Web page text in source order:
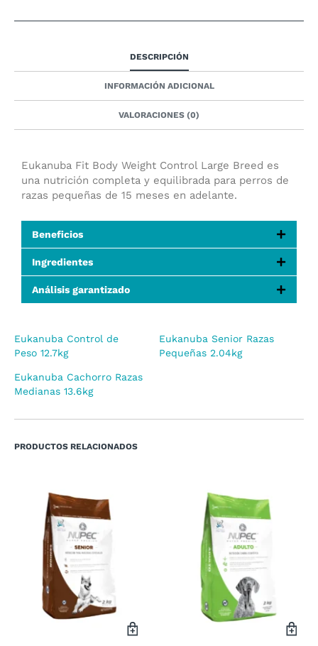
DESCRIPCIÓN
INFORMACIÓN ADICIONAL
VALORACIONES (0)
Eukanuba Fit Body Weight Control Large Breed es
una nutrición completa y equilibrada para perros de
razas pequeñas de 15 meses en adelante.
Beneficios
Ingredientes
Análisis garantizado
Eukanuba Control de
Peso 12.7kg
Eukanuba Senior Razas
Pequeñas 2.04kg
Eukanuba Cachorro Razas
Medianas 13.6kg
PRODUCTOS RELACIONADOS